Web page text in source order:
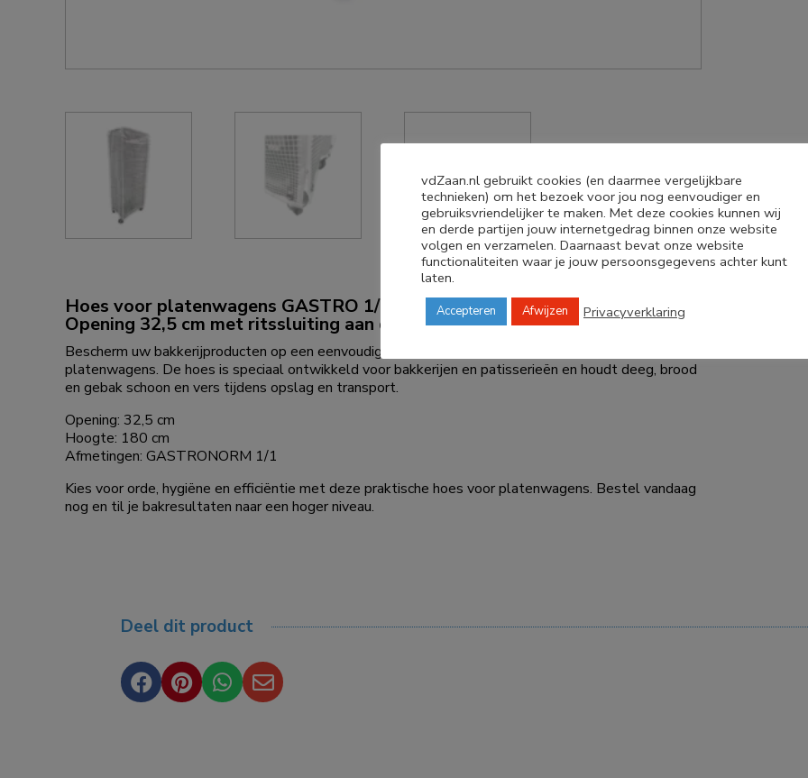
Hoes voor platenwagens GASTRO 1/1
Opening 32,5 cm met ritssluiting aan de voorzijde
Bescherm uw bakkerijproducten op een eenvoudige en hygiënische manier met deze hoes voor
platenwagens. De hoes is speciaal ontwikkeld voor bakkerijen en patisserieën en houdt deeg, brood
en gebak schoon en vers tijdens opslag en transport.
Opening: 32,5 cm
Hoogte: 180 cm
Afmetingen: GASTRONORM 1/1
Kies voor orde, hygiëne en efficiëntie met deze praktische hoes voor platenwagens. Bestel vandaag
nog en til je bakresultaten naar een hoger niveau.
Deel dit product
   
vdZaan.nl gebruikt cookies (en daarmee vergelijkbare
technieken) om het bezoek voor jou nog eenvoudiger en
gebruiksvriendelijker te maken. Met deze cookies kunnen wij
en derde partijen jouw internetgedrag binnen onze website
volgen en verzamelen. Daarnaast bevat onze website
functionaliteiten waar je jouw persoonsgegevens achter kunt
laten.
Accepteren Afwijzen Privacyverklaring